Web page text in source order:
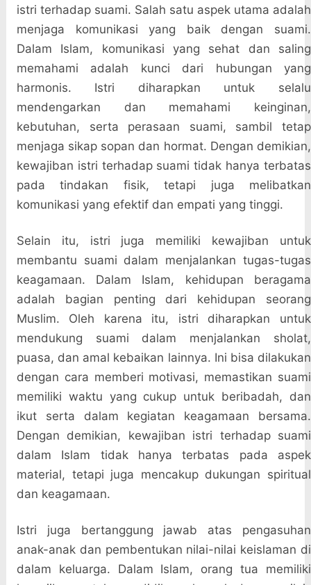
istri terhadap suami. Salah satu aspek utama adalah
menjaga komunikasi yang baik dengan suami.
Dalam Islam, komunikasi yang sehat dan saling
memahami adalah kunci dari hubungan yang
harmonis. Istri diharapkan untuk selalu
mendengarkan dan memahami keinginan,
kebutuhan, serta perasaan suami, sambil tetap
menjaga sikap sopan dan hormat. Dengan demikian,
kewajiban istri terhadap suami tidak hanya terbatas
pada tindakan fisik, tetapi juga melibatkan
komunikasi yang efektif dan empati yang tinggi.
Selain itu, istri juga memiliki kewajiban untuk
membantu suami dalam menjalankan tugas-tugas
keagamaan. Dalam Islam, kehidupan beragama
adalah bagian penting dari kehidupan seorang
Muslim. Oleh karena itu, istri diharapkan untuk
mendukung suami dalam menjalankan sholat,
puasa, dan amal kebaikan lainnya. Ini bisa dilakukan
dengan cara memberi motivasi, memastikan suami
memiliki waktu yang cukup untuk beribadah, dan
ikut serta dalam kegiatan keagamaan bersama.
Dengan demikian, kewajiban istri terhadap suami
dalam Islam tidak hanya terbatas pada aspek
material, tetapi juga mencakup dukungan spiritual
dan keagamaan.
Istri juga bertanggung jawab atas pengasuhan
anak-anak dan pembentukan nilai-nilai keislaman di
dalam keluarga. Dalam Islam, orang tua memiliki